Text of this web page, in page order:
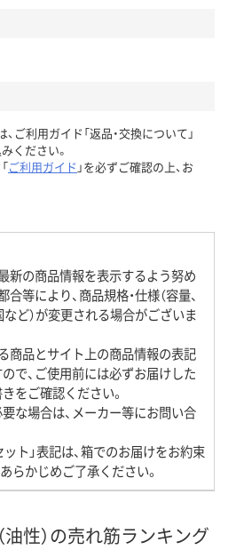
ご利用ガイド「返品・交換について」
ください。
ご利用ガイド 」を必ずご確認の上、お
新の商品情報を表示するよう努め
等により、商品規格・仕様（容量、
など）が変更される場合がございま
商品とサイト上の商品情報の表記
で、ご使用前には必ずお届けした
をご確認ください。
な場合は、メーカー等にお問い合
ット」表記は、箱でのお届けをお約束
らかじめご了承ください。
性）の売れ筋ランキング